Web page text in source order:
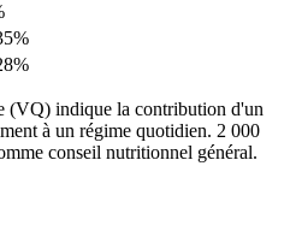
(VQ) indique la contribution d'un
à un régime quotidien. 2 000
conseil nutritionnel général.